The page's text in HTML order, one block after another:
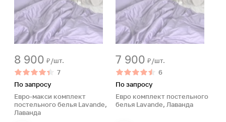
8 900 ₽/шт.
7
По запросу
Евро-макси комплект
постельного белья Lavande,
Лаванда
7 900 ₽/шт.
6
По запросу
Евро комплект постельного
белья Lavande, Лаванда